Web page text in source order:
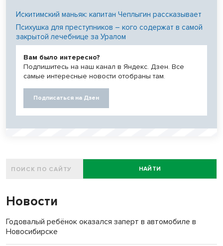
Искитимский маньяк: капитан Чеплыгин рассказывает
Психушка для преступников – кого содержат в самой
закрытой лечебнице за Уралом
Вам было интересно?
Подпишитесь на наш канал в Яндекс. Дзен. Все
самые интересные новости отобраны там.
Подписаться на Дзен
НАЙТИ
Новости
Годовалый ребёнок оказался заперт в автомобиле в
Новосибирске